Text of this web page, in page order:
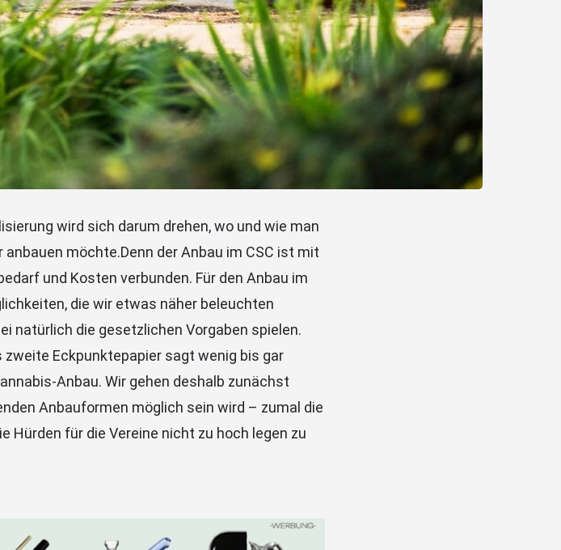
wird sich darum drehen, wo und wie man
möchte.Denn der Anbau im CSC ist mit
und Kosten verbunden. Für den Anbau im
die wir etwas näher beleuchten
natürlich die gesetzlichen Vorgaben spielen.
Eckpunktepapier sagt wenig bis gar
Anbau. Wir gehen deshalb zunächst
Anbauformen möglich sein wird – zumal die
Hürden für die Vereine nicht zu hoch legen zu